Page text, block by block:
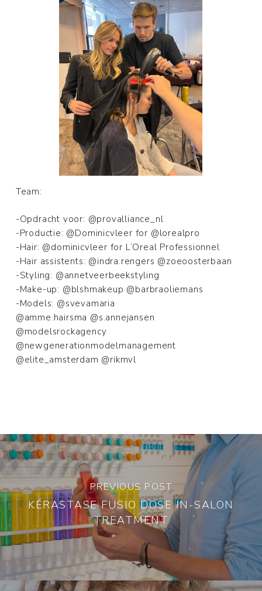
Team:
-Opdracht voor: @provalliance_nl
-Productie: @Dominicvleer for @lorealpro
-Hair: @dominicvleer for L’Oreal Professionnel
-Hair assistents: @indra.rengers @zoeoosterbaan
-Styling: @annetveerbeekstyling
-Make-up: @blshmakeup @barbraoliemans
-Models: @svevamaria
@amme.hairsma @s.annejansen
@modelsrockagency
@newgenerationmodelmanagement
@elite_amsterdam @rikmvl
PREVIOUS POST
KÉRASTASE FUSIO DOSE IN-SALON
TREATMENT